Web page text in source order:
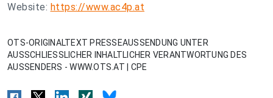
Website: https://www.ac4p.at
OTS-ORIGINALTEXT PRESSEAUSSENDUNG UNTER
AUSSCHLIESSLICHER INHALTLICHER VERANTWORTUNG DES
AUSSENDERS - WWW.OTS.AT | CPE